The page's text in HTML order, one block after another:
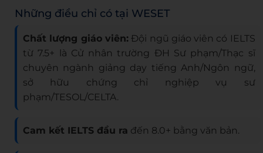
Những điều chỉ có tại WESET
Chất lượng giáo viên:Đội ngũ giáo viên có IELTS
từ 7.5+ là Cử nhân trường ĐH Sư phạm/Thạc sĩ
chuyên ngành giảng dạy tiếng Anh/Ngôn ngữ,
sở hữu chứng chỉ nghiệp vụ sư
phạm/TESOL/CELTA.
Cam kết IELTS đầu ra đến 8.0+ bằng văn bản.